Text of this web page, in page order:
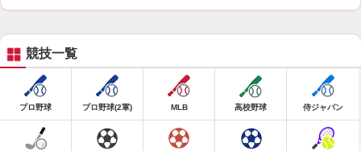
競技一覧
プロ野球 プロ野球(2軍) MLB 高校野球 侍ジャパン